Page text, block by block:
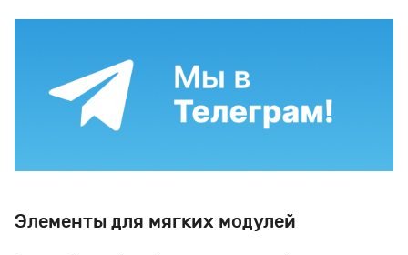
Элементы для мягких модулей